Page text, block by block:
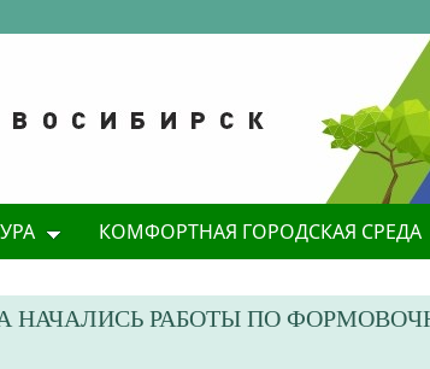
КОМФОРТНАЯ ГОРОДСКАЯ СРЕДА
НАЧАЛИСЬ РАБОТЫ ПО